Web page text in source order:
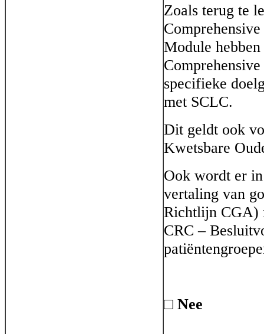
Zoals terug te
Module
specifieke
met SCLC.
Dit geldt ook
Kwetsbare
Ook wordt er
vertaling van
Richtlijn CGA)
CRC –
□ Nee